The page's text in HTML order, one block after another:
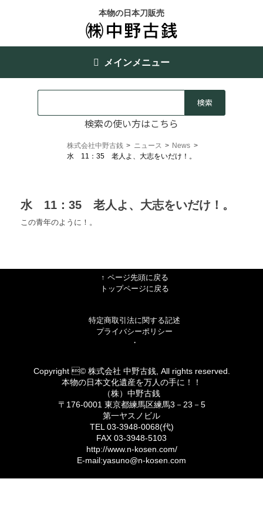
本物の日本刀販売
メインメニュー
検索の使い方はこちら
株式会社中野古銭 > ニュース > News >
水 11：35 老人よ、大志をいだけ！。
水 11：35 老人よ、大志をいだけ！。
この青年のように！。
↑ ページ先頭に戻る
トップページに戻る
特定商取引法に関する記述
プライバシーポリシー
・
Copyright © 株式会社 中野古銭, All rights reserved.
本物の日本文化遺産を万人の手に！！
（株）中野古銭
〒176-0001 東京都練馬区練馬3－23－5
第一ヤスノビル
TEL 03-3948-0068(代)
FAX 03-3948-5103
http://www.n-kosen.com/
E-mail:yasuno@n-kosen.com